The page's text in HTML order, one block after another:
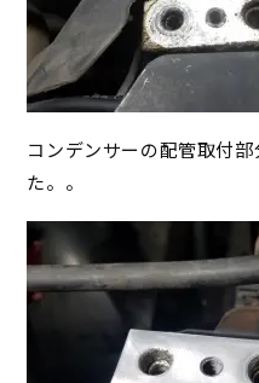
コンデンサーの配管取付
た。。